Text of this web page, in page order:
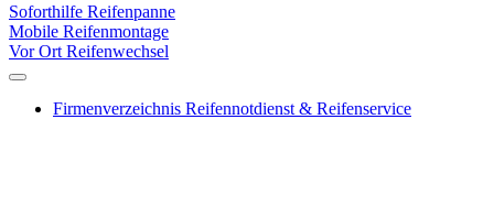
Soforthilfe Reifenpanne
Mobile Reifenmontage
Vor Ort Reifenwechsel
Firmenverzeichnis Reifennotdienst & Reifenservice